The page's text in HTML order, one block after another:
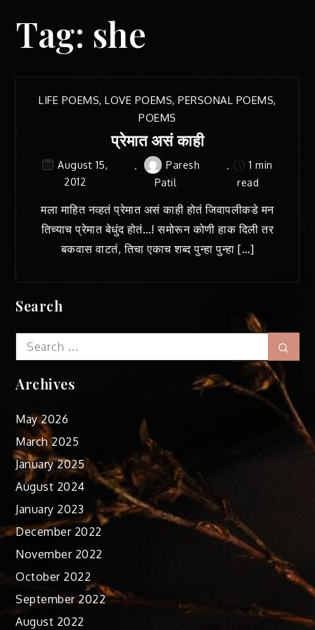
Tag: she
LIFE POEMS,LOVE POEMS,PERSONAL POEMS,
POEMS
प्रेमात असं काही
August 15,
2012
Paresh
Patil
1 min
read
मला माहित नव्हतं प्रेमात असं काही होतं जिवापलीकडे मन
तिच्याच प्रेमात बेधुंद होतं…! समोरून कोणी हाक दिली तर
बकवास वाटतं, तिचा एकाच शब्द पुन्हा पुन्हा […]
Search
Search
for:
Archives
May 2026
March 2025
January 2025
August 2024
January 2023
December 2022
November 2022
October 2022
September 2022
August 2022